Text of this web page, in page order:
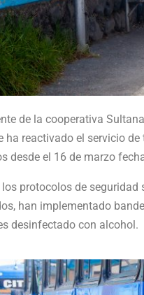
de la cooperativa
ha reactivado el servicio
desde el 16 de marzo
protocolos de
han implementado
desinfectado con alcohol.